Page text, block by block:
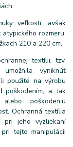
veľkostí, avšak
rozmeru.
210 a 220 cm.
textílii, tzv.
vyniknúť
použité na výrobu
poškodením, a tak
poškodeniu
Ochranná textília
pri jeho vyzliekaní
tejto manipulácii